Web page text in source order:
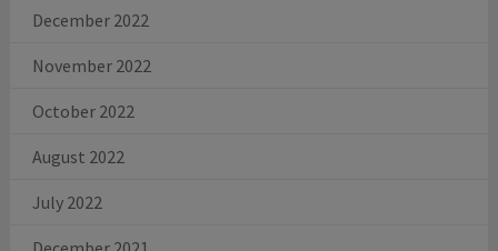
December 2022
November 2022
October 2022
August 2022
July 2022